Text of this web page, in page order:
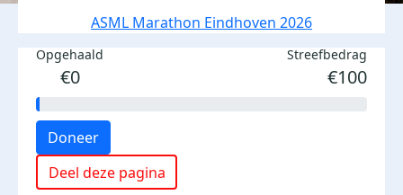
ASML Marathon Eindhoven 2026
Opgehaald
€0
Streefbedrag
€100
Doneer
Deel deze pagina